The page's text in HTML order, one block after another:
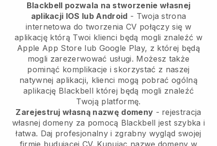
Blackbell pozwala na stworzenie własnej
aplikacji IOS lub Android - Twoja strona
internetowa do tworzenia CV połączy się w
aplikację którą Twoi klienci będą mogli znaleźć w
Apple App Store lub Google Play, z której będą
mogli zarezerwować usługi. Możesz także
pominąć komplikacje i skorzystać z naszej
natywnej aplikacji, klienci mogą pobrać ogólną
aplikację Blackbell której będą mogli znaleźć
Twoją platformę.
Zarejestruj własną nazwę domeny - rejestracja
własnej domeny za pomocą Blackbell jest szybka i
łatwa. Daj profesjonalny i zgrabny wygląd swojej